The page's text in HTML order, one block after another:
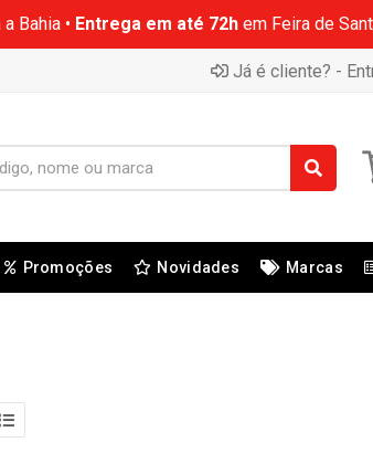
Bahia • Entrega em até 72hem Feira de
Já é cliente? -
Promoções Novidades Marcas